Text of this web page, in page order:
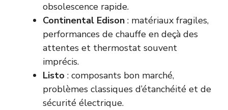
obsolescence rapide.
Continental Edison : matériaux fragiles,
performances de chauffe en deçà des
attentes et thermostat souvent
imprécis.
Listo : composants bon marché,
problèmes classiques d’étanchéité et de
sécurité électrique.